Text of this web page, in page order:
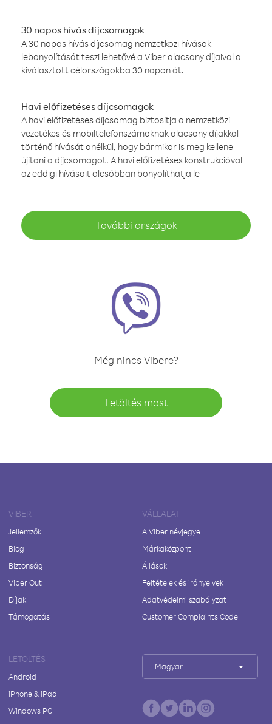
30 napos hívás díjcsomagok
A 30 napos hívás díjcsomag nemzetközi hívások
lebonyolítását teszi lehetővé a Viber alacsony díjaival a
kiválasztott célországokba 30 napon át.
Havi előfizetéses díjcsomagok
A havi előfizetéses díjcsomag biztosítja a nemzetközi
vezetékes és mobiltelefonszámoknak alacsony díjakkal
történő hívását anélkül, hogy bármikor is meg kellene
újítani a díjcsomagot. A havi előfizetéses konstrukcióval
az eddigi hívásait olcsóbban bonyolíthatja le
További országok
Még nincs Vibere?
Letöltés most
VIBER
Jellemzők
Blog
Biztonság
Viber Out
Díjak
Támogatás
VÁLLALAT
A Viber névjegye
Márkaközpont
Állások
Feltételek és irányelvek
Adatvédelmi szabályzat
Customer Complaints Code
LETÖLTÉS
Android
iPhone & iPad
Windows PC
Magyar